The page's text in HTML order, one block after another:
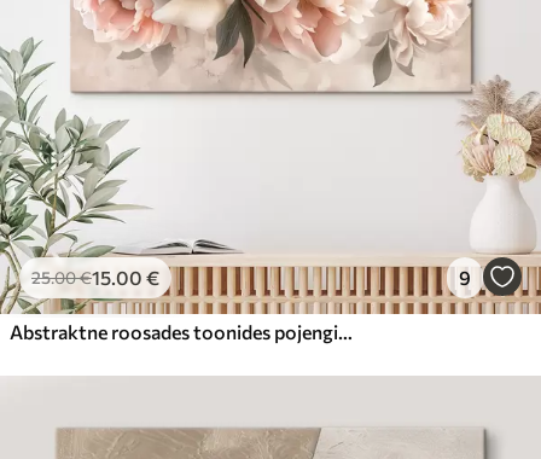
25.00€15.00 € 9
Abstraktne roosades toonides pojengide kimp